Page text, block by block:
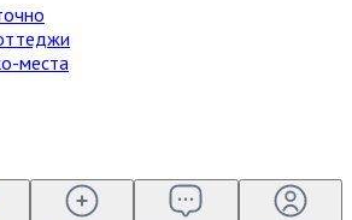
места